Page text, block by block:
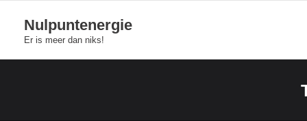
content
Nulpuntenergie
Er is meer dan niks!